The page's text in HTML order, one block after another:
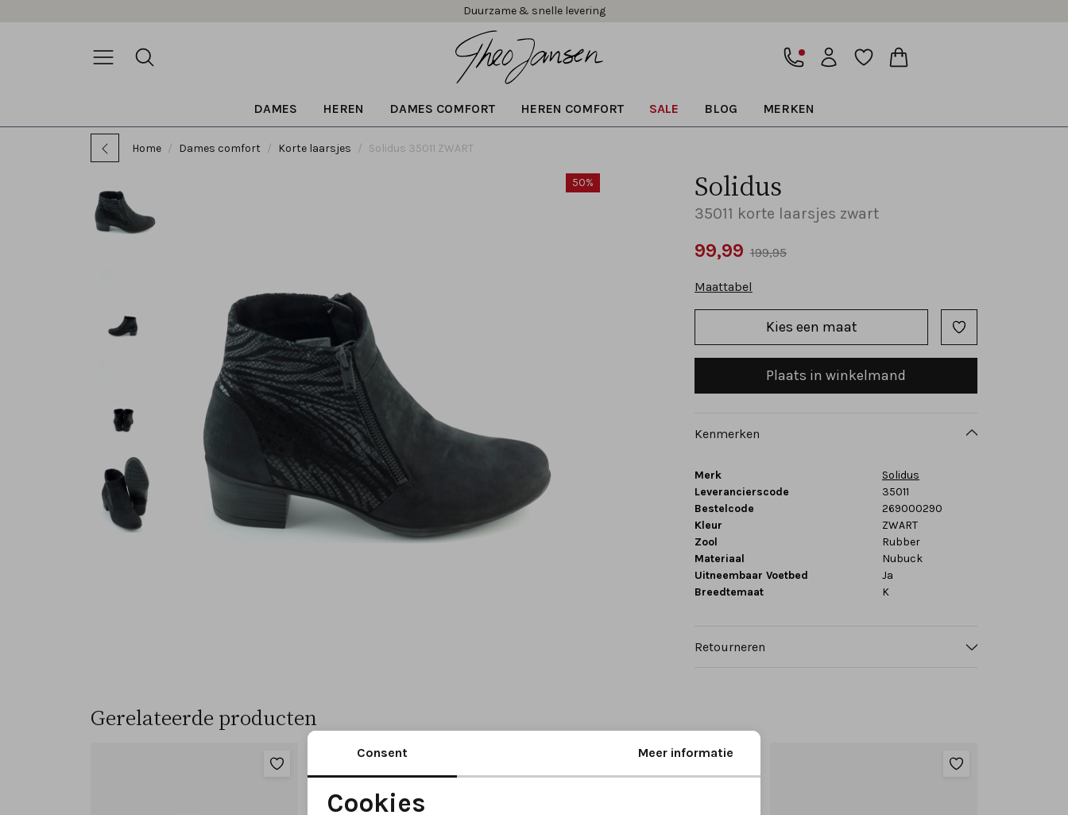
Duurzame & snelle levering
DAMES HEREN DAMES COMFORT HEREN COMFORT SALE BLOG MERKEN
Home Dames comfort Korte laarsjes Solidus 35011 ZWART
50% Solidus
35011 korte laarsjes zwart
99,99 199,95
Maattabel
Kies een maat
Plaats in winkelmand
Kenmerken
Merk
Solidus
Leverancierscode
35011
Bestelcode
269000290
Kleur
ZWART
Zool
Rubber
Materiaal
Nubuck
Uitneembaar Voetbed
Ja
Breedtemaat
K
Retourneren
Gerelateerde producten
Consent Meer informatie
Cookies